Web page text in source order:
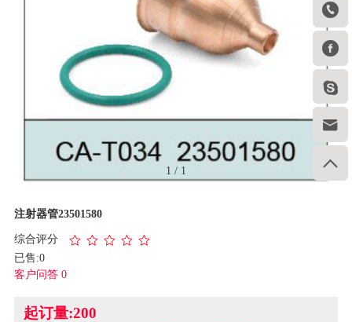





1 / 1
注射器管23501580
综合评分
已售:0
客户问答 0
起订量:200